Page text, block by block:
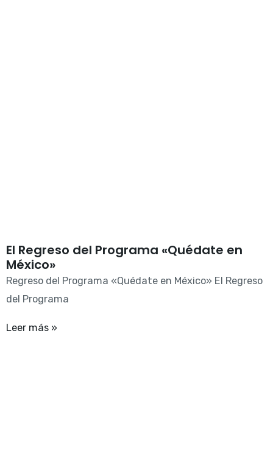
El Regreso del Programa «Quédate en
México»
Regreso del Programa «Quédate en México» El Regreso
del Programa
Leer más »